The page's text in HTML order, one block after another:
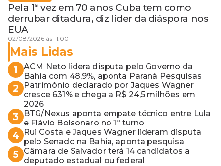
Pela 1ª vez em 70 anos Cuba tem como
derrubar ditadura, diz líder da diáspora nos
EUA
02/08/2026 às 11:00
Mais Lidas
1
ACM Neto lidera disputa pelo Governo da
Bahia com 48,9%, aponta Paraná Pesquisas
2
Patrimônio declarado por Jaques Wagner
cresce 631% e chega a R$ 24,5 milhões em
2026
3
BTG/Nexus aponta empate técnico entre Lula
e Flávio Bolsonaro no 1º turno
4
Rui Costa e Jaques Wagner lideram disputa
pelo Senado na Bahia, aponta pesquisa
5
Câmara de Salvador terá 14 candidatos a
deputado estadual ou federal